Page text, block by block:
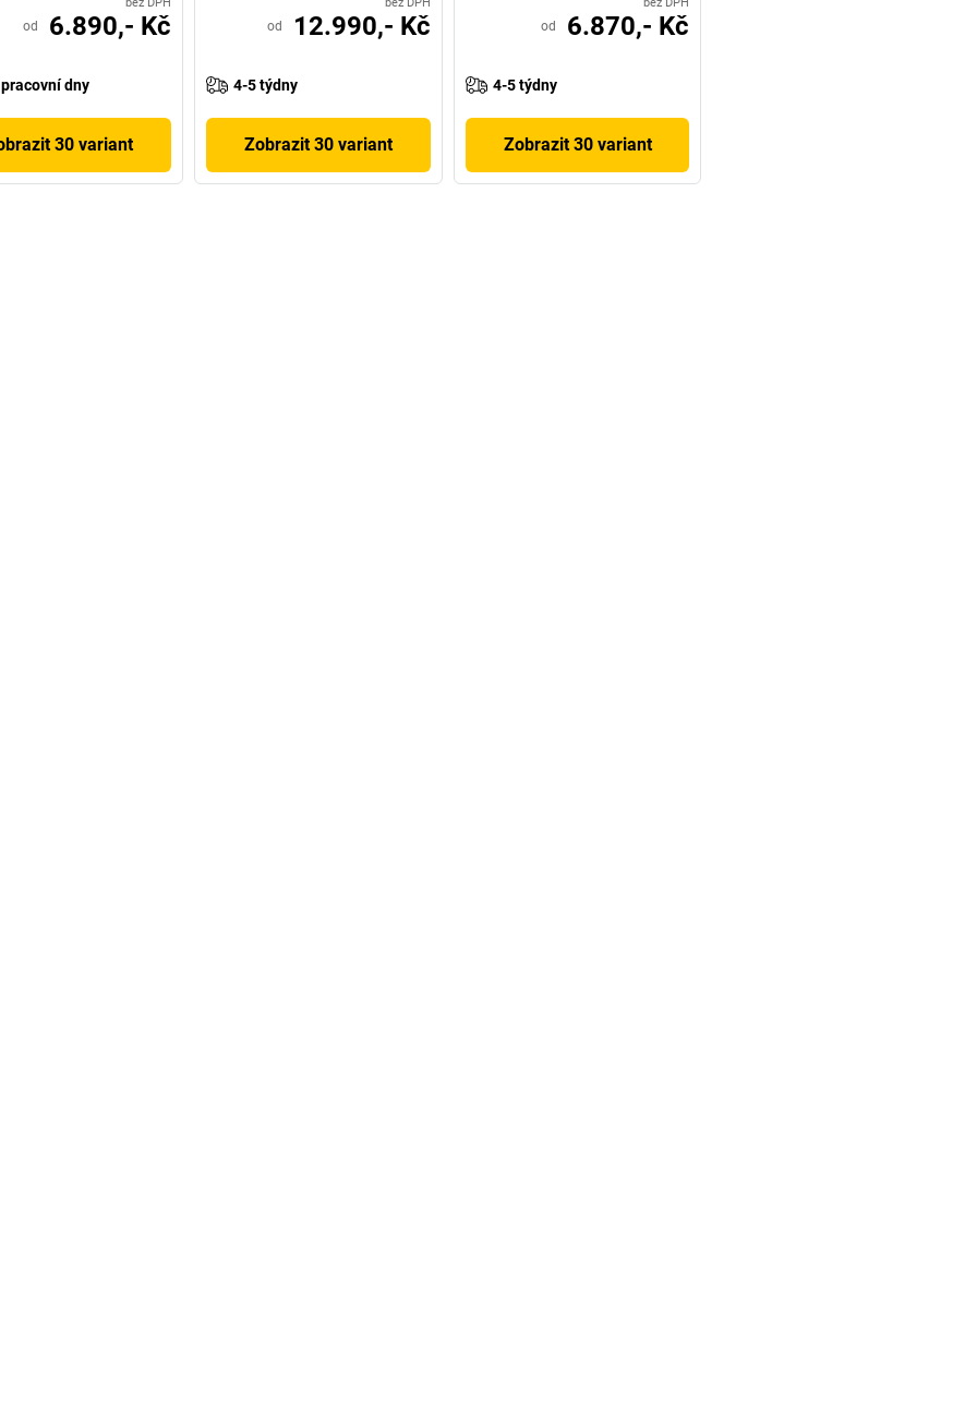
bez DPH
od 6.890,- Kč
dny
30 variant
bez DPH
od 12.990,- Kč
4-5 týdny
Zobrazit 30 variant
bez DPH
od 6.870,- Kč
4-5 týdny
Zobrazit 30 variant